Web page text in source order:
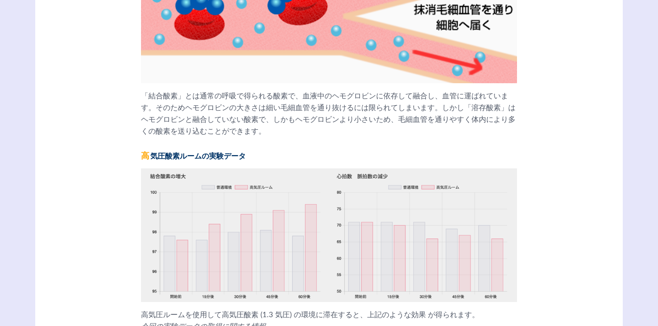
「結合酸素」とは通常の呼吸で得られる酸素で、血液中のヘモグロビンに依存して融合し、血管に運ばれていま
す。そのためヘモグロビンの大きさは細い毛細血管を通り抜けるには限られてしまいます。しかし「溶存酸素」は
ヘモグロビンと融合していない酸素で、しかもヘモグロビンより小さいため、毛細血管を通りやすく体内により多
くの酸素を送り込むことができます。
高気圧酸素ルームの実験データ
高気圧ルームを使用して高気圧酸素 (1.3 気圧) の環境に滞在すると、上記のような効果 が得られます。